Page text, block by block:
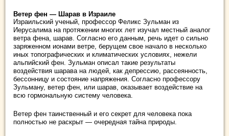
Ветер фен — Шарав в Израиле
Израильский ученый, профессор Феликс Зульман из
Иерусалима на протяжении многих лет изучал местный аналог
ветра фена, шарав. Согласно его данным, речь идет о сильно
заряженном ионами ветре, берущем свое начало в несколько
иных топографических и климатических усло­виях, нежели
альпийский фен. Зульман описал такие ре­зультаты
воздействия шарава на людей, как депрессию, рассеянность,
бессонницу и состояние напряжения. Со­гласно профессору
Зульману, ветер фен, или шарав, оказывает воздействие на
всю гормональную систему человека.
Ветер фен таинственный и его секрет для человека пока
полностью не раскрыт — очередная тайна природы.